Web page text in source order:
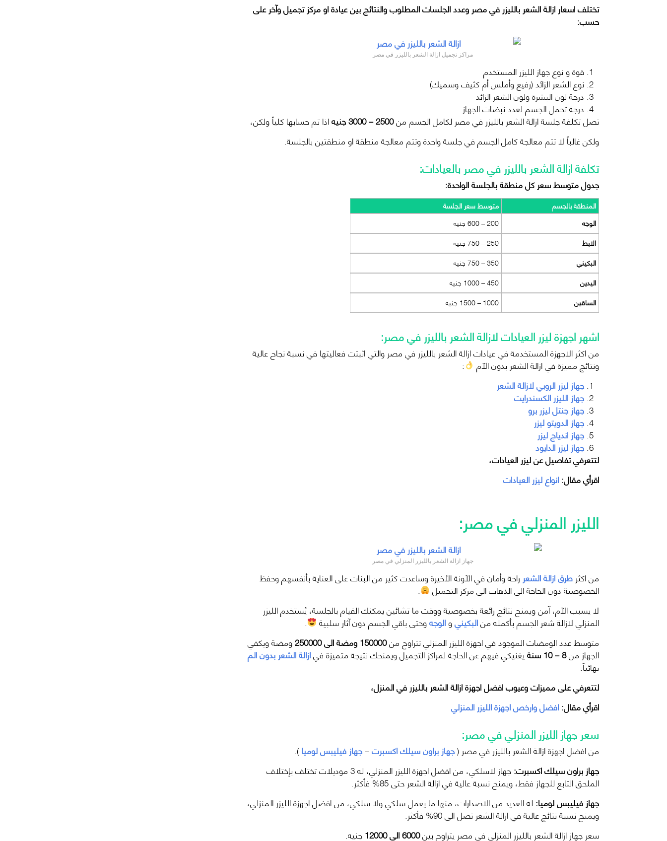
تختلف اسعار ازالة الشعر بالليزر في مصر وعدد الجلسات المطلوب والنتائج بين عيادة او مركز تجميل وآخر على
حسب:
مراكز تجميل ازالة الشعر بالليزر في مصر
قوة و نوع جهاز الليزر المستخدم
نوع الشعر الزائد (رفيع وأملس أم كثيف وسميك)
درجة لون البشرة ولون الشعر الزائد
درجة تحمل الجسم لعدد نبضات الجهاز
تصل تكلفة جلسة ازالة الشعر بالليزر في مصر لكامل الجسم من2500 – 3000 جنيه
اذا تم حسابها كلياً ولكن،
ولكن غالباً لا تتم معالجة كامل الجسم في جلسة واحدة وتتم معالجة منطقة او منطقتين بالجلسة.
تكلفة ازالة الشعر بالليزر في مصر بالعيادات:
جدول متوسط سعر كل منطقة بالجلسة الواحدة:
المنطقة بالجسم
متوسط سعر الجلسة
الوجه
200 – 600 جنيه
الابط
250 – 750 جنيه
البكيني
350 – 750 جنيه
اليدين
450 – 1000 جنيه
الساقين
1000 – 1500 جنيه
اشهر اجهزة ليزر العيادات لازالة الشعر بالليزر في مصر:
من اكثر الاجهزة المستخدمة في عيادات ازالة الشعر بالليزر في مصر والتي اثبتت فعاليتها في نسبة نجاح عالية
ونتائج مميزة في ازالة الشعر بدون الآم
:
جهاز ليزر الروبي لازالة الشعر
جهاز الليزر الكسندرايت
جهاز جنتل ليزر برو
جهاز الدويتو ليزر
جهاز اندياج ليزر
جهاز ليزر الدايود
لتتعرفي تفاصيل عن ليزر العيادات،
اقرأي مقال:انواع ليزر العيادات
الليزر المنزلي في مصر:
جهاز ازالة الشعر بالليزر المنزلي في مصر
من اكثر طرق ازالة الشعر راحة وأمان في الآونة الأخيرة وساعدت كثير من البنات على العناية بأنفسهم وحفظ
الخصوصية دون الحاجة الى الذهاب الى مركز التجميل
.
لا يسبب الآم، آمن ويمنح نتائج رائعة بخصوصية ووقت ما تشائين يمكنك القيام بالجلسة، يُستخدم الليزر
المنزلي لازالة شعر الجسم بأكمله منالبكينيوالوجهوحتى باقي الجسم دون آثار سلبية
.
متوسط عدد الومضات الموجود في اجهزة الليزر المنزلي تتراوح من150000 ومضة الى 250000 ومضة ويكفي
الجهاز من8 – 10 سنة يغنيكي فيهم عن الحاجة لمراكز التجميل ويمنحك نتيجة متميزة فيازالة الشعر بدون الم
نهائياً.
لتتعرفي على مميزات وعيوب افضل اجهزة ازالة الشعر بالليزر في المنزل،
اقرأي مقال:افضل وارخص اجهزة الليزر المنزلي
سعر جهاز الليزر المنزلي في مصر:
من افضل اجهزة ازالة الشعر بالليزر في مصر (جهاز براون سيلك اكسبرت–جهاز فيليبس لوميا).
جهاز براون سيلك اكسبرت:
جهاز لاسلكي، من افضل اجهزة الليزر المنزلي، له 3 موديلات تختلف بإختلاف
الملحق التابع للجهاز فقط، ويمنح نسبة عالية في ازالة الشعر حتى 85% فأكثر.
جهاز فيليبس لوميا: له العديد من الاصدارات، منها ما يعمل سلكي ولا سلكي، من افضل اجهزة الليزر المنزلي،
ويمنح نسبة نتائج عالية في ازالة الشعر تصل الى 90% فأكثر.
سعر جهاز ازالة الشعر بالليزر المنزلي في مصر يتراوح بين6000 الى 12000جنيه.